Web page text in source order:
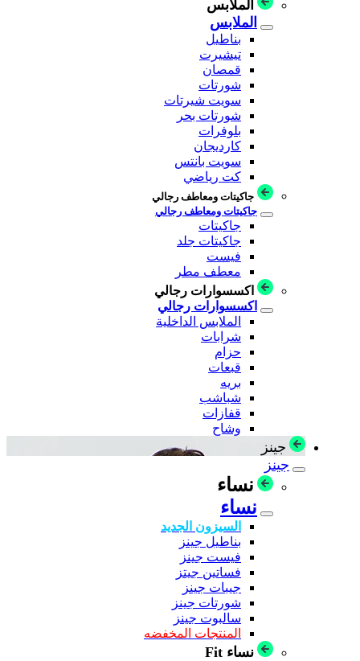
الملابس
الملابس
بناطيل
تيشيرت
قمصان
شورتات
سويت شيرتات
شورتات بحر
بلوفرات
كارديجان
سويت بانتس
كت رياضي
جاكيتات ومعاطف رجالي
جاكيتات ومعاطف رجالي
جاكيتات
جاكيتات جلد
فيست
معطف مطر
اكسسوارات رجالي
اكسسوارات رجالي
الملابس الداخلية
شرابات
حزام
قبعات
بريه
شباشب
قفازات
وشاح
جينز
جينز
نساء
نساء
السيزون الجديد
بناطيل جينز
فيست جينز
فساتين جيتز
جيبات جينز
شورتات جينز
سالبوت جينز
المنتجات المخفضه
نساء Fit